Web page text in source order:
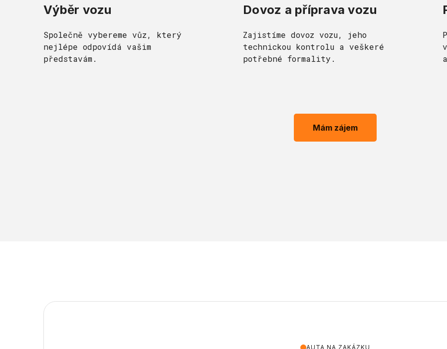
Výběr vozu
Společně vybereme vůz, který
nejlépe odpovídá vašim
představám.
Dovoz a příprava vozu
Zajistíme dovoz vozu, jeho
technickou kontrolu a veškeré
potřebné formality.
Mám zájem
AUTA NA ZAKÁZKU